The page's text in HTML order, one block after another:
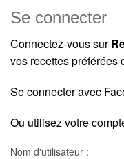
Se connecter
Connectez-vous sur
vos recettes préférées
Se connecter avec
Ou utilisez votre
Nom d'utilisateur :